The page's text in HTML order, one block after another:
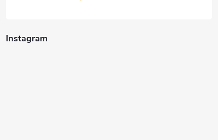
Instagram